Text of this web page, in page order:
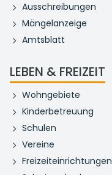
Ausschreibungen
Mängelanzeige
Amtsblatt
LEBEN & FREIZEIT
Wohngebiete
Kinderbetreuung
Schulen
Vereine
Freizeiteinrichtungen